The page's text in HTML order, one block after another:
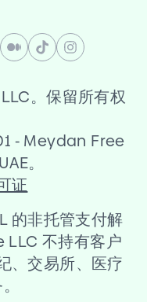
。保留所有权
- Meydan Free
。
证
的非托管支付解
LLC 不持有客户
、交易所、医疗